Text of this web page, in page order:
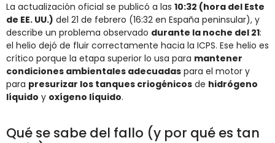
La actualización oficial se publicó a las 10:32 (hora del Este
de EE. UU.) del 21 de febrero (16:32 en España peninsular), y
describe un problema observado durante la noche del 21:
el helio dejó de fluir correctamente hacia la ICPS. Ese helio es
crítico porque la etapa superior lo usa para mantener
condiciones ambientales adecuadas para el motor y
para presurizar los tanques criogénicos de hidrógeno
líquido y oxígeno líquido.
Qué se sabe del fallo (y por qué es tan